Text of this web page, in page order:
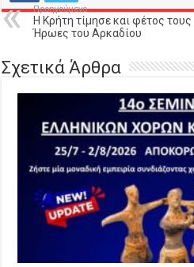
Προηγούμενο
Η Κρήτη τίμησε και φέτος τους
Ήρωες του Αρκαδίου
Σχετικά Άρθρα